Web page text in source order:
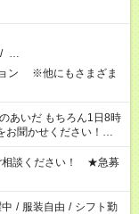
/ …
ョン ※他にもさまざま
あいだ もちろん1日8時
お聞かせください！★家
ご相談ください。 ※
相談ください！ ★急募
/ 服装自由 / シフト勤